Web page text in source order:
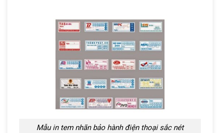
Mẫu in tem nhãn bảo hành điện thoại sắc nét